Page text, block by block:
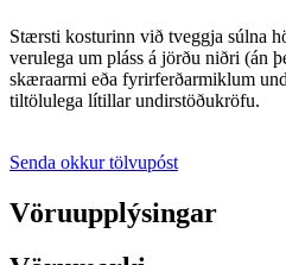
Stærsti kosturinn við tveggja súlna
verulega um pláss á jörðu niðri (án
skæraarmi eða fyrirferðarmiklum
tiltölulega lítillar undirstöðukröfu.
Senda okkur tölvupóst
Vöruupplýsingar